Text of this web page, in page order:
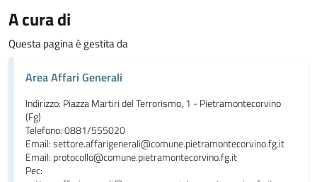
A cura di
Questa pagina è gestita da
Area Affari Generali
Indirizzo: Piazza Martiri del Terrorismo, 1 - Pietramontecorvino
(Fg)
Telefono: 0881/555020
Email: settore.affarigenerali@comune.pietramontecorvino.fg.it
Email: protocollo@comune.pietramontecorvino.fg.it
Pec: